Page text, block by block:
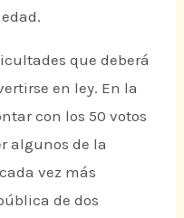
que deberá
en ley. En la
con los 50 votos
algunos de la
vez más
de dos